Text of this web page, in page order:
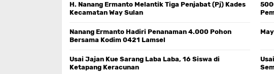
H. Nanang Ermanto Melantik Tiga Penjabat (Pj) Kades
Kecamatan Way Sulan
Nanang Ermanto Hadiri Penanaman 4.000 Pohon
Bersama Kodim 0421 Lamsel
Usai Jajan Kue Sarang Laba Laba, 16 Siswa di
Ketapang Keracunan